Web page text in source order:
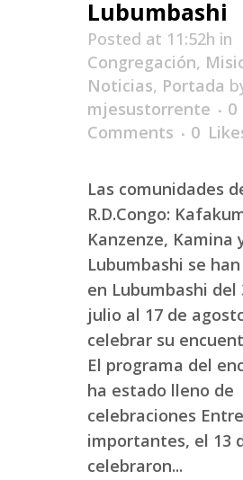
Lubumbashi
Posted at 11:52h in
Congregación,
Noticias, Portada
mjesustorrente
0
Comments
0
Las comunidades
R.D.Congo:
Kanzenze, Kamina
Lubumbashi se
en Lubumbashi del
julio al 17 de
celebrar su
El programa del
ha estado lleno de
celebraciones
importantes, el 13
celebraron...